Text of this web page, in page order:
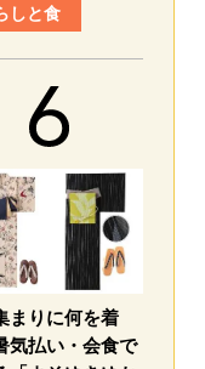
しと食
まりに何を着
気払い・会食で